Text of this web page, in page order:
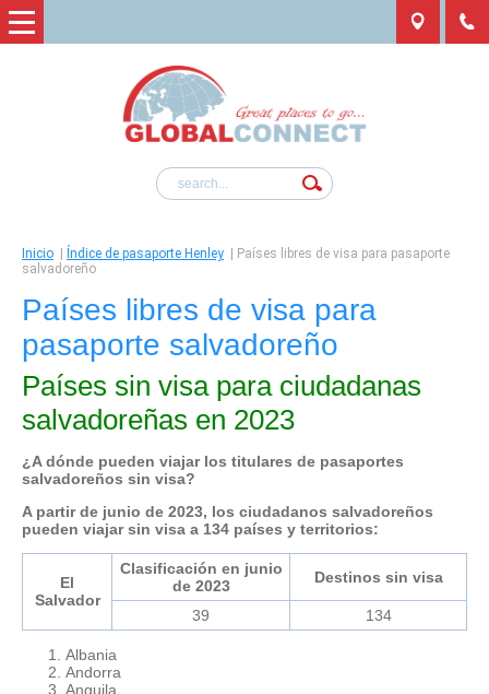
Inicio Índice de pasaporte Henley
Países libres de visa para pasaporte
salvadoreño
Países libres de visa para
pasaporte salvadoreño
Países sin visa para ciudadanas
salvadoreñas en 2023
¿A dónde pueden viajar los titulares de pasaportes
salvadoreños sin visa?
A partir de junio de 2023, los ciudadanos salvadoreños
pueden viajar sin visa a 134 países y territorios:
El
Salvador
Clasificación en junio
de 2023
Destinos sin visa
39 134
Albania
Andorra
Anguila